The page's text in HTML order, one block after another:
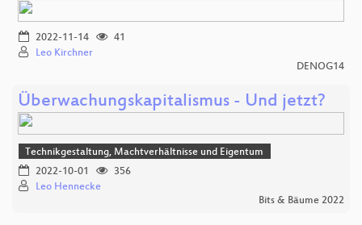
2022-11-14
41
Leo Kirchner
DENOG14
Überwachungskapitalismus - Und jetzt?
Technikgestaltung, Machtverhältnisse und Eigentum
2022-10-01
356
Leo Hennecke
Bits & Bäume 2022